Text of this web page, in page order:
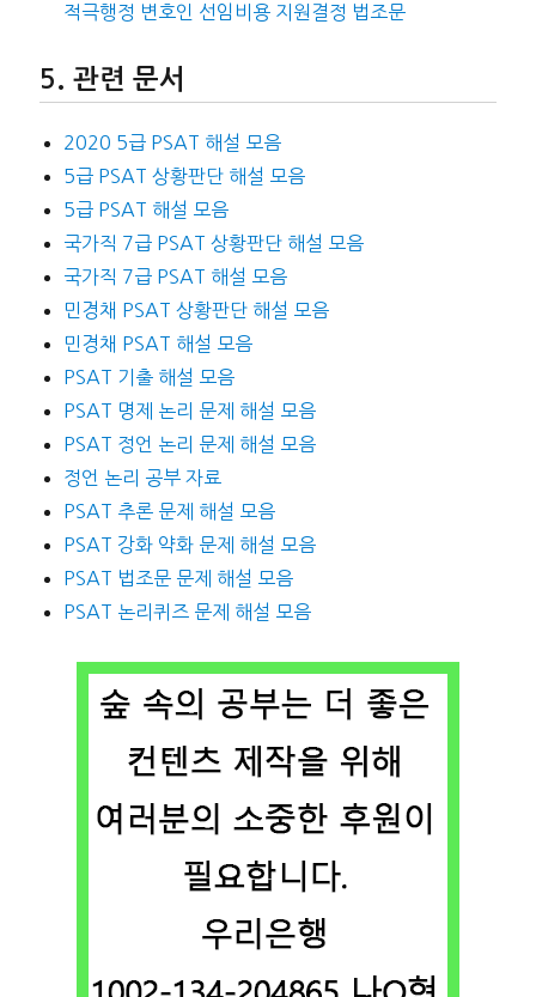
적극행정 변호인 선임비용 지원결정 법조문
관련 문서
2020 5급 PSAT 해설 모음
5급 PSAT 상황판단 해설 모음
5급 PSAT 해설 모음
국가직 7급 PSAT 상황판단 해설 모음
국가직 7급 PSAT 해설 모음
민경채 PSAT 상황판단 해설 모음
민경채 PSAT 해설 모음
PSAT 기출 해설 모음
PSAT 명제 논리 문제 해설 모음
PSAT 정언 논리 문제 해설 모음
정언 논리 공부 자료
PSAT 추론 문제 해설 모음
PSAT 강화 약화 문제 해설 모음
PSAT 법조문 문제 해설 모음
PSAT 논리퀴즈 문제 해설 모음